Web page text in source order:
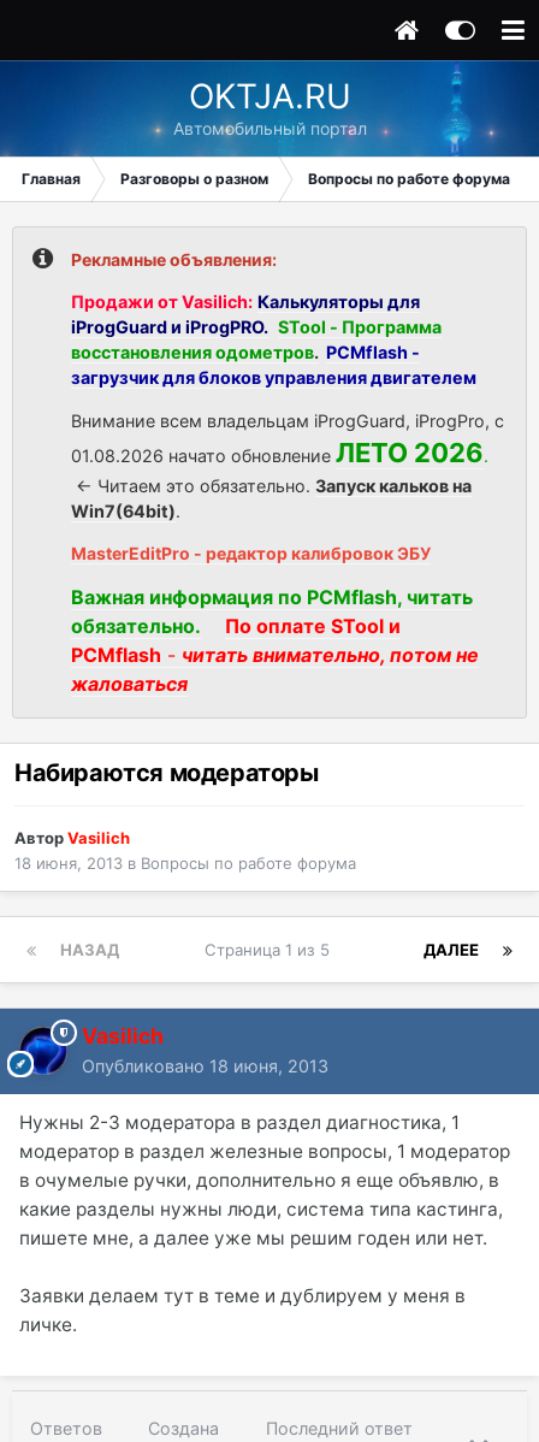
OKTJA.RU
Автомобильный портал
Главная Разговоры о разном Вопросы по работе форума
Рекламные объявления:
Продажи от Vasilich: Калькуляторы для
iProgGuard и iProgPRO. STool - Программа
восстановления одометров. PCMflash -
загрузчик для блоков управления двигателем
Внимание всем владельцам iProgGuard, iProgPro, с
01.08.2026 начато обновление ЛЕТО 2026.
<- Читаем это обязательно. Запуск кальков на
Win7(64bit).
MasterEditPro - редактор калибровок ЭБУ
Важная информация по PCMflash, читать
обязательно.
По оплате STool и
PCMflash - читать внимательно, потом не
жаловаться
Набираются модераторы
АвторVasilich
18 июня, 2013 в Вопросы по работе форума
НАЗАД ДАЛЕЕ
Страница 1 из 5
Vasilich
Опубликовано 18 июня, 2013
Нужны 2-3 модератора в раздел диагностика, 1
модератор в раздел железные вопросы, 1 модератор
в очумелые ручки, дополнительно я еще объявлю, в
какие разделы нужны люди, система типа кастинга,
пишете мне, а далее уже мы решим годен или нет.
Заявки делаем тут в теме и дублируем у меня в
личке.
Ответов Создана Последний ответ